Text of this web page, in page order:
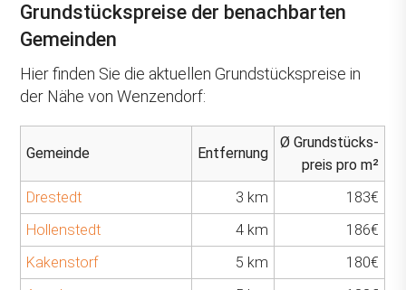
Grundstückspreise der benachbarten
Gemeinden
Hier finden Sie die aktuellen Grundstückspreise in
der Nähe von Wenzendorf:
Gemeinde Entfernung
Ø Grundstücks-
preis pro m²
Drestedt
3 km
183€
Hollenstedt
4 km
186€
Kakenstorf
5 km
180€